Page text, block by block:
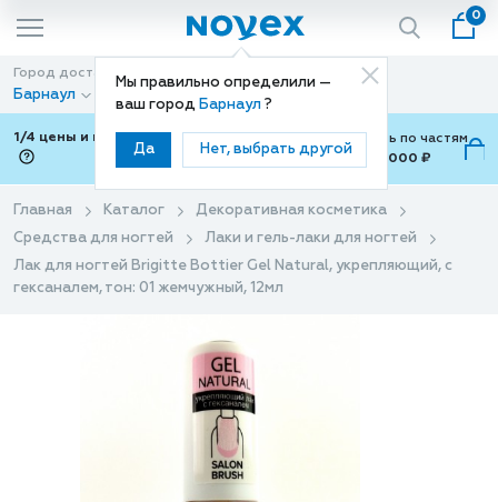
Мы правильно определили —
ваш город Барнаул ?
Да Нет, выбрать другой
0
Город доставки
Барнаул
Способ доставки
Доставка
1/4 цены и покупки ваши с Подели
Можно оплатить по частям
от 700 ₽ до 15,000 ₽
Главная Каталог
Декоративная косметика
Средства для ногтей
Лаки и гель-лаки для ногтей
Лак для ногтей Brigitte Bottier Gel Natural, укрепляющий, с
гексаналем, тон: 01 жемчужный, 12мл